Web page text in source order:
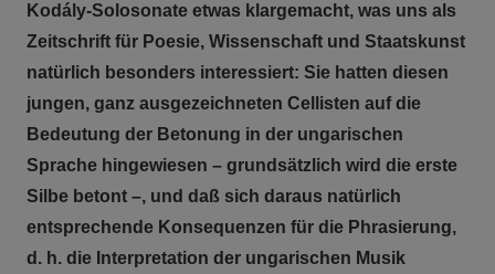
Kodály-Solosonate etwas klargemacht, was uns als
Zeitschrift für Poesie, Wissenschaft und Staatskunst
natürlich besonders interessiert: Sie hatten diesen
jungen, ganz ausgezeichneten Cellisten auf die
Bedeutung der Betonung in der ungarischen
Sprache hingewiesen – grundsätzlich wird die erste
Silbe betont –, und daß sich daraus natürlich
entsprechende Konsequenzen für die Phrasierung,
d. h. die Interpretation der ungarischen Musik